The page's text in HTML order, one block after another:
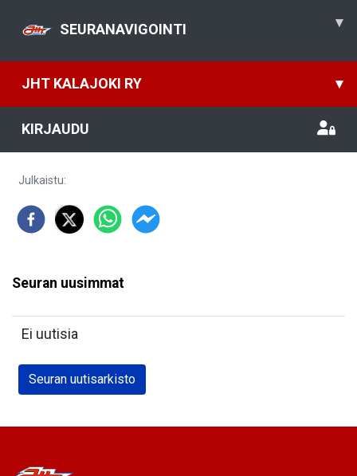
SEURANAVIGOINTI ▾
JHT KALAJOKI RY ▾
KIRJAUDU
Julkaistu:
Seuran uusimmat
Ei uutisia
Seuran uutisarkisto